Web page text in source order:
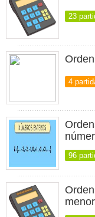
23
4
96
menor